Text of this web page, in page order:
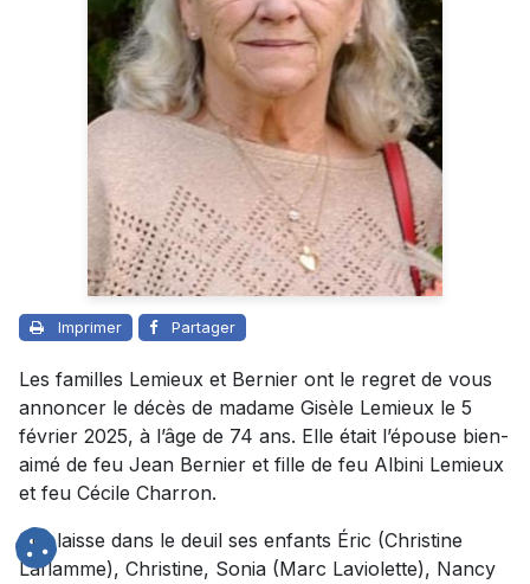
Imprimer Partager
Les familles Lemieux et Bernier ont le regret de vous
annoncer le décès de madame Gisèle Lemieux le 5
février 2025, à l’âge de 74 ans. Elle était l’épouse bien-
aimé de feu Jean Bernier et fille de feu Albini Lemieux
et feu Cécile Charron.
Elle laisse dans le deuil ses enfants Éric (Christine
Laflamme), Christine, Sonia (Marc Laviolette), Nancy